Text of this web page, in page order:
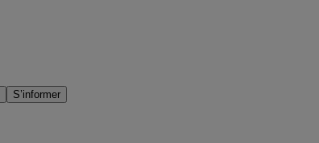
S’informer